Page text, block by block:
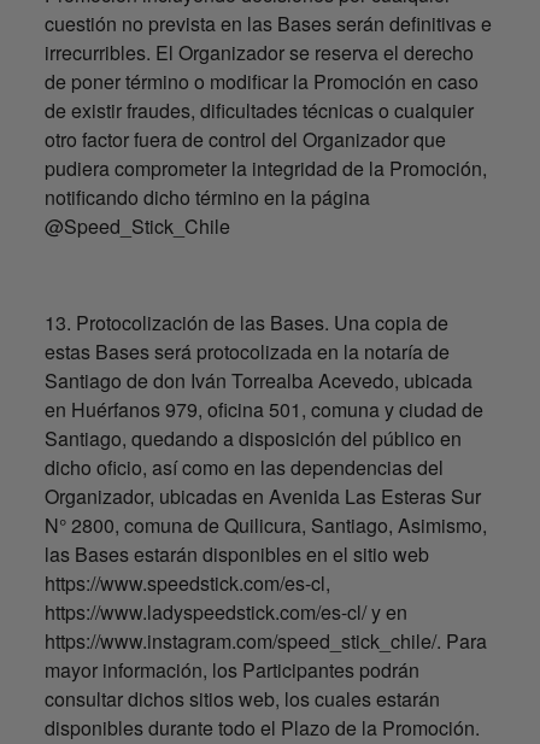
cuestión no prevista en las Bases serán definitivas e
irrecurribles. El Organizador se reserva el derecho
de poner término o modificar la Promoción en caso
de existir fraudes, dificultades técnicas o cualquier
otro factor fuera de control del Organizador que
pudiera comprometer la integridad de la Promoción,
notificando dicho término en la página
@Speed_Stick_Chile
13. Protocolización de las Bases. Una copia de
estas Bases será protocolizada en la notaría de
Santiago de don Iván Torrealba Acevedo, ubicada
en Huérfanos 979, oficina 501, comuna y ciudad de
Santiago, quedando a disposición del público en
dicho oficio, así como en las dependencias del
Organizador, ubicadas en Avenida Las Esteras Sur
N° 2800, comuna de Quilicura, Santiago, Asimismo,
las Bases estarán disponibles en el sitio web
https://www.speedstick.com/es-cl,
https://www.ladyspeedstick.com/es-cl/ y en
https://www.instagram.com/speed_stick_chile/. Para
mayor información, los Participantes podrán
consultar dichos sitios web, los cuales estarán
disponibles durante todo el Plazo de la Promoción.